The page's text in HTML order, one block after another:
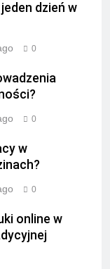
dzień w
0
0
w
0
online w